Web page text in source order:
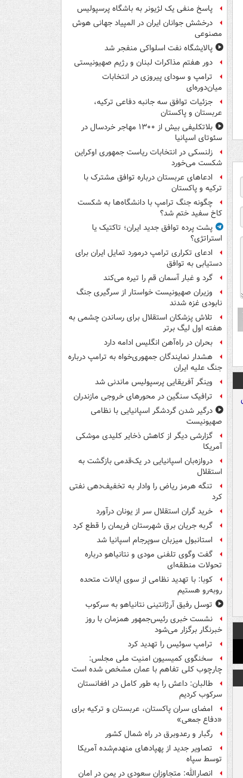
پاسخ منفی یک لژیونر به باشگاه پرسپولیس
درخشش جوانان ایران در المپیاد جهانی هوش
مصنوعی
پالایشگاه نفت اسلواکی منفجر شد
دور هفتم مذاکرات لبنان و رژیم صهیونیستی
ترامپ و سودای پیروزی در انتخابات
میان‌دوره‌ای
جزئیات توافق سه جانبه دفاعی ترکیه،
عربستان و پاکستان
بلاتکلیفی بیش از ۱۳۰۰ مهاجر خردسال در
سئوتای اسپانیا
زلنسکی در انتخابات ریاست جمهوری اوکراین
شکست می‌خورد
ادعاهای عربستان درباره توافق مشترک با
ترکیه و پاکستان
چگونه جنگ ترامپ با دانشگاه‌ها به شکست
کاخ سفید ختم شد؟
پشت پرده توافق جدید ایران؛ تاکتیک یا
استراتژی؟
ادعای تکراری ترامپ درمورد تمایل ایران برای
دستیابی به توافق
گرد و غبار آسمان قم را تیره می‌کند
وزیران صهیونیست خواستار از سرگیری جنگ
نابودی غزه شدند
تلاش پزشکان استقلال برای رساندن چشمی به
هفته اول لیگ برتر
بحران در راه‌آهن انگلیس ادامه دارد
هشدار نمایندگان جمهوری‌خواه به ترامپ درباره
جنگ علیه ایران
وینگر آفریقایی پرسپولیس ماندنی شد
ترافیک سنگین در محورهای خروجی مازندران
درگیر شدن گردشگر اسپانیایی با نظامی
صهیونیست
گزارشی دیگر از کاهش ذخایر کلیدی موشکی
آمریکا
دروازه‌بان اسپانیایی در یک‌قدمی بازگشت به
استقلال
تنگه هرمز ریاض را وادار به تخفیف‌دهی نفتی
کرد
خرید گران استقلال سر از یونان درآورد
گربه جریان برق شهرستان فریمان را قطع کرد
استانبول میزبان سوپرجام اسپانیا شد
گفت وگوی تلفنی مودی و نتانیاهو درباره
تحولات منطقه‌ای
کوبا: با تهدید نظامی از سوی ایالات متحده
روبه‌رو هستیم
توسل رفیق آرژانتینی نتانیاهو به سرکوب
نشست خبری رئیس‌جمهور همزمان با روز
خبرنگار برگزار می‌شود
ترامپ سوئیس را تهدید کرد
سخنگوی کمیسیون امنیت ملی مجلس:
چارچوب کلی تفاهم با عمان مشخص شده است
طالبان: داعش را به طور کامل در افغانستان
سرکوب کردیم
امضای سران پاکستان، عربستان و ترکیه برای
«دفاع جمعی»
رگبار و رعدوبرق در راه شمال کشور
تصاویر جدید از پهپادهای منهدم‌شده آمریکا
توسط سپاه
انصارالله: متجاوزان سعودی در یمن در امان